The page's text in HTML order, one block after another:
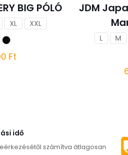
BIG PÓLÓ
XL XXL
Ft
variációja
JDM
L M
idő
számítva átlagosan